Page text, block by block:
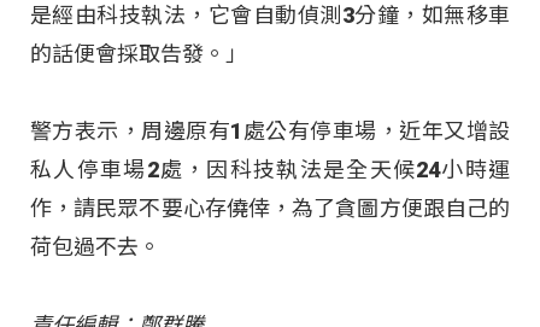
是經由科技執法，它會自動偵測3分鐘，如無移車
的話便會採取告發。」
警方表示，周邊原有1處公有停車場，近年又增設
私人停車場2處，因科技執法是全天候24小時運
作，請民眾不要心存僥倖，為了貪圖方便跟自己的
荷包過不去。